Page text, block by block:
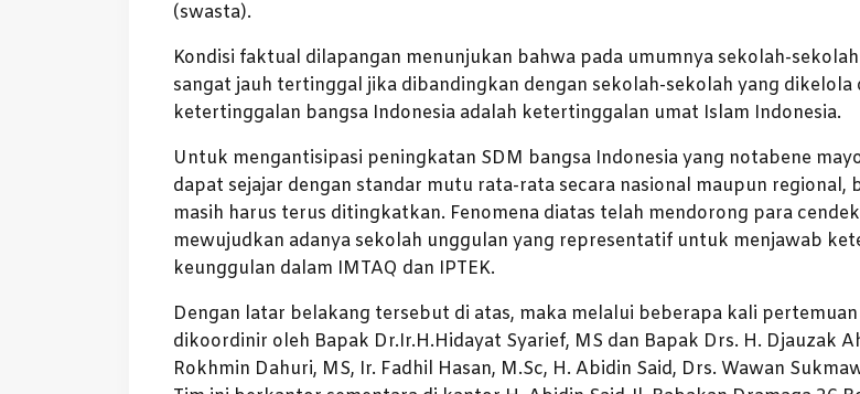
(swasta).
Kondisi faktual dilapangan menunjukan bahwa pada umumnya sekolah-
sangat jauh tertinggal jika dibandingkan dengan sekolah-sekolah yang
ketertinggalan bangsa Indonesia adalah ketertinggalan umat Islam Indonesia.
Untuk mengantisipasi peningkatan SDM bangsa Indonesia yang notabene
dapat sejajar dengan standar mutu rata-rata secara nasional maupun
masih harus terus ditingkatkan. Fenomena diatas telah mendorong para
mewujudkan adanya sekolah unggulan yang representatif untuk menjawab
keunggulan dalam IMTAQ dan IPTEK.
Dengan latar belakang tersebut di atas, maka melalui beberapa kali
dikoordinir oleh Bapak Dr.Ir.H.Hidayat Syarief, MS dan Bapak Drs. H. Djauzak
Rokhmin Dahuri, MS, Ir. Fadhil Hasan, M.Sc, H. Abidin Said, Drs. Wawan